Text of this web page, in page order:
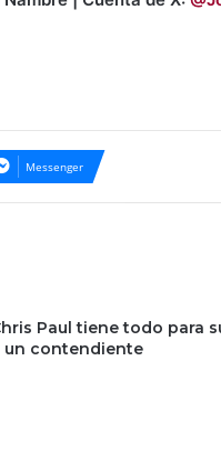
Messenger
Paul tiene todo para
un contendiente